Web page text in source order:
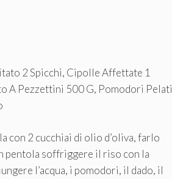
2 Spicchi, Cipolle Affettate 1
A Pezzettini 500 G, Pomodori Pelati
con 2 cucchiai di olio d’oliva, farlo
pentola soffriggere il riso con la
l’acqua, i pomodori, il dado, il